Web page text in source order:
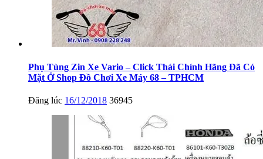
Phụ Tùng Zin Xe Vario – Click Thái Chính Hãng Đã Có
Mặt Ở Shop Đồ Chơi Xe Máy 68 – TPHCM
Đăng lúc 16/12/2018 36945